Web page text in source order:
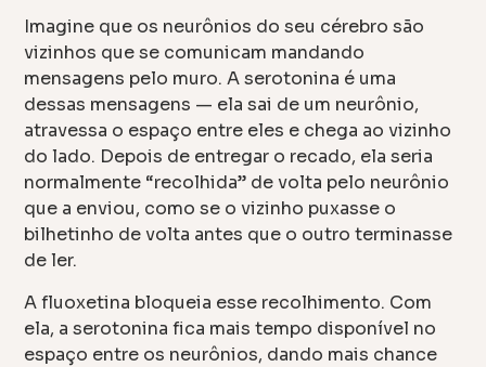
Imagine que os neurônios do seu cérebro são
vizinhos que se comunicam mandando
mensagens pelo muro. A serotonina é uma
dessas mensagens — ela sai de um neurônio,
atravessa o espaço entre eles e chega ao vizinho
do lado. Depois de entregar o recado, ela seria
normalmente “recolhida” de volta pelo neurônio
que a enviou, como se o vizinho puxasse o
bilhetinho de volta antes que o outro terminasse
de ler.
A fluoxetina bloqueia esse recolhimento. Com
ela, a serotonina fica mais tempo disponível no
espaço entre os neurônios, dando mais chance